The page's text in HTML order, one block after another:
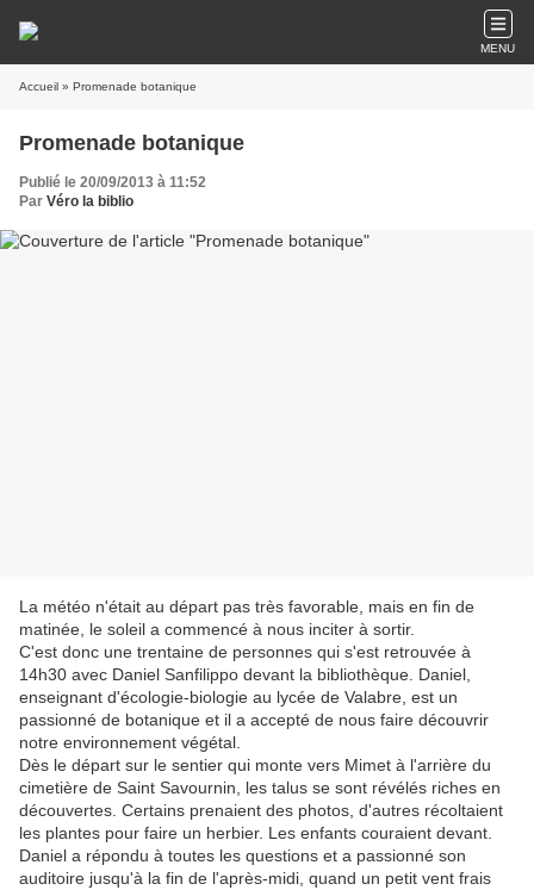
MENU
Accueil » Promenade botanique
Promenade botanique
Publié le 20/09/2013 à 11:52
Par Véro la biblio
La météo n'était au départ pas très favorable, mais en fin de
matinée, le soleil a commencé à nous inciter à sortir.
C'est donc une trentaine de personnes qui s'est retrouvée à
14h30 avec Daniel Sanfilippo devant la bibliothèque. Daniel,
enseignant d'écologie-biologie au lycée de Valabre, est un
passionné de botanique et il a accepté de nous faire découvrir
notre environnement végétal.
Dès le départ sur le sentier qui monte vers Mimet à l'arrière du
cimetière de Saint Savournin, les talus se sont révélés riches en
découvertes. Certains prenaient des photos, d'autres récoltaient
les plantes pour faire un herbier. Les enfants couraient devant.
Daniel a répondu à toutes les questions et a passionné son
auditoire jusqu'à la fin de l'après-midi, quand un petit vent frais